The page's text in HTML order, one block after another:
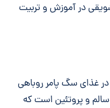
در آموزش و تربیت
غذای سگ پامر روباهی
و پروتئین است که